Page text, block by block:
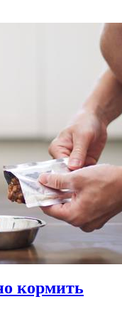
кормить